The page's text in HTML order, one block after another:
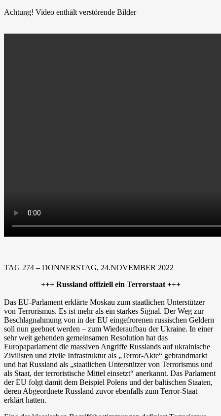
Achtung! Video enthält verstörende Bilder
TAG 274 – DONNERSTAG, 24.NOVEMBER 2022
+++ Russland offiziell ein Terrorstaat +++
Das EU-Parlament erklärte Moskau zum staatlichen Unterstützer
von Terrorismus. Es ist mehr als ein starkes Signal. Der Weg zur
Beschlagnahmung von in der EU eingefrorenen russischen Geldern
soll nun geebnet werden – zum Wiederaufbau der Ukraine. In einer
sehr weit gehenden gemeinsamen Resolution hat das
Europaparlament die massiven Angriffe Russlands auf ukrainische
Zivilisten und zivile Infrastruktur als „Terror-Akte“ gebrandmarkt
und hat Russland als „staatlichen Unterstützer von Terrorismus und
als Staat, der terroristische Mittel einsetzt“ anerkannt. Das Parlament
der EU folgt damit dem Beispiel Polens und der baltischen Staaten,
deren Abgeordnete Russland zuvor ebenfalls zum Terror-Staat
erklärt hatten.